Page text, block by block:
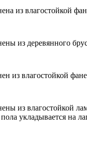
из влагостойкой
из деревянного
из влагостойкой
из влагостойкой
укладывается на